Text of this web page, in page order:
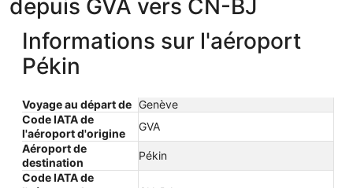
depuis GVA vers CN-BJ
Informations sur l'aéroport
Pékin
Voyage au départ de Genève
Code IATA de
l'aéroport d'origine
GVA
Aéroport de
destination
Pékin
Code IATA de